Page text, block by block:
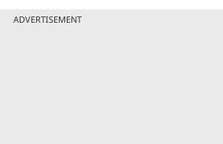
ADVERTISEMENT